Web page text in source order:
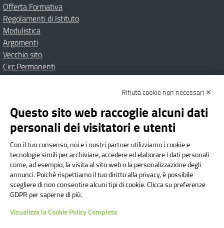
Offerta Formativa
Regolamenti di Istituto
Modulistica
Argomenti
Vecchio sito
Circ.Permanenti
Albo onlinePrivacy Policy
Dichiarazione di accessibilità
Note Legali
Istituto Comprensivo Bricherasio
Via Cesare Bollea n. 3 - 10064 Bricherasio (TO) | P.E.O.:
toic84200d@istruzione.it | P.E.C.:
toic84200d@pec.istruzione.it
Codice Fiscale: 94544620019 | Cod. Meccanografico:
TOIC84200D | Codice IPA: istsc_toic84200d | Codice
Rifiuta cookie non necessari ✕
Questo sito web raccoglie alcuni dati
personali dei visitatori e utenti
Con il tuo consenso, noi e i nostri partner utilizziamo i cookie e
tecnologie simili per archiviare, accedere ed elaborare i dati personali
come, ad esempio, la visita al sito web o la personalizzazione degli
annunci. Poiché rispettiamo il tuo diritto alla privacy, è possibile
scegliere di non consentire alcuni tipi di cookie. Clicca su preferenze
GDPR per saperne di più.
Visualizza la Cookie Policy Completa